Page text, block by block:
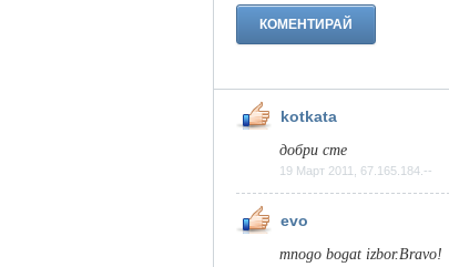
kotkata
добри сте
19 Март 2011, 67.165.184.--
evo
mnogo bogat izbor.Bravo!